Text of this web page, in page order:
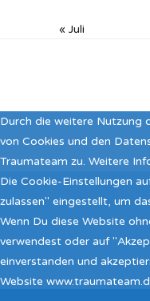
« Juli
Durch die weitere Nutzung
von Cookies und den
Traumateam zu. Weitere
Die Cookie-Einstellungen
zulassen" eingestellt, um
Wenn Du diese Website
verwendest oder auf
einverstanden und
Website